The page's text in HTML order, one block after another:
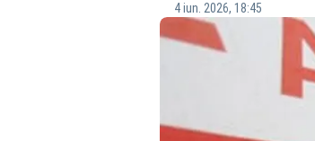
4 iun. 2026, 18:45